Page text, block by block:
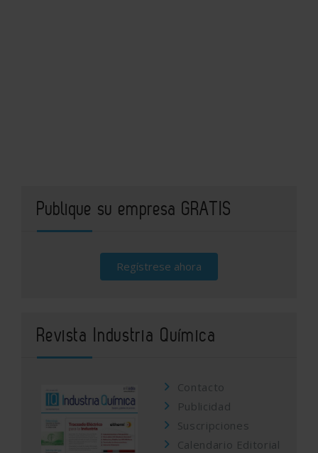
Publique su empresa GRATIS
Regístrese ahora
Revista Industria Química
Contacto
Publicidad
Suscripciones
Calendario Editorial